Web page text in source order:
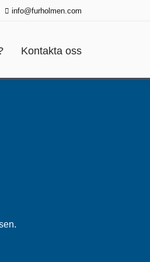
info@furholmen.com
Kontakta oss